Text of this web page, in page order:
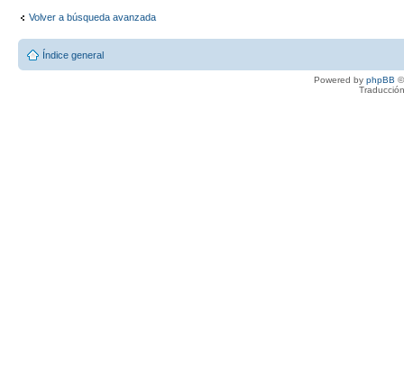
Volver a búsqueda avanzada
Índice general
Powered by phpBB